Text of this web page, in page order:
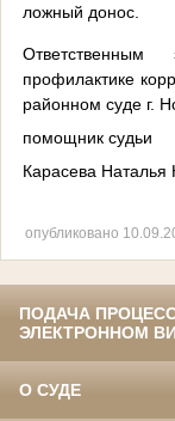
ложный донос.
профилактике
районном суде г.
помощник судьи
Карасева
опубликовано
ПОДАЧА
ЭЛЕКТРОННОМ
О СУДЕ